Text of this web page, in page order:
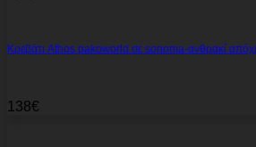
Κρεβάτι Athos pakoworld σε sonoma-ανθρακί
138€